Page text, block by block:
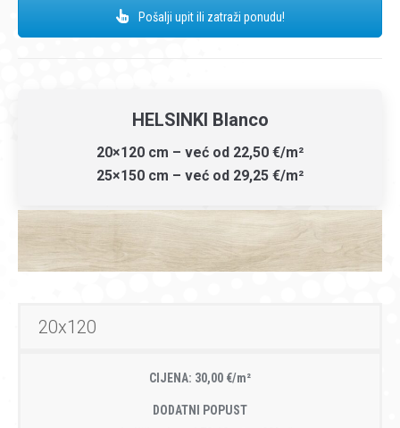
Pošalji upit ili zatraži ponudu!
HELSINKI Blanco
20×120 cm – već od 22,50 €/m²
25×150 cm – već od 29,25 €/m²
20x120
CIJENA: 30,00 €/m²
DODATNI POPUST